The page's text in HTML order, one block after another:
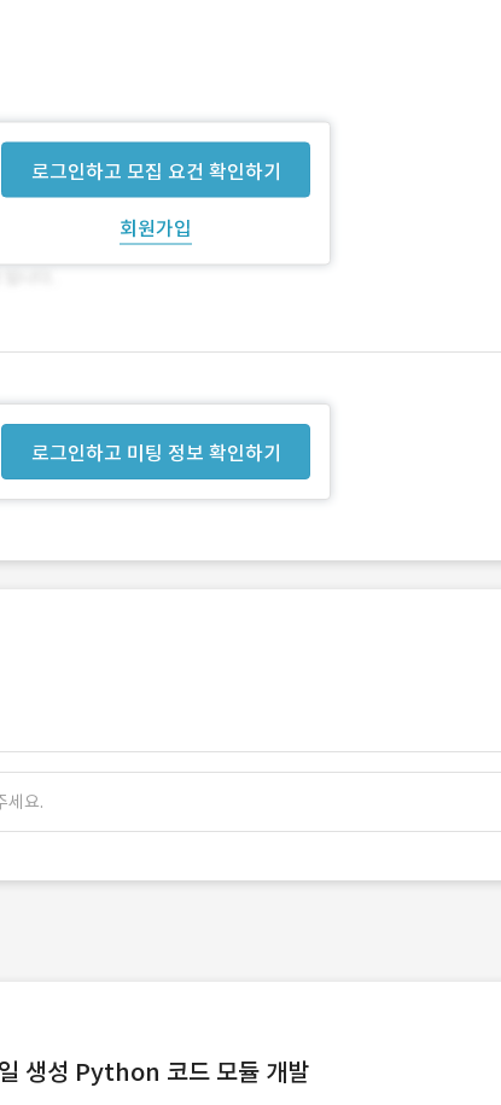
로그인하고 모집 요건 확인하기
회원가입
로그인하고 미팅 정보 확인하기
세요.
생성 Python 코드 모듈 개발